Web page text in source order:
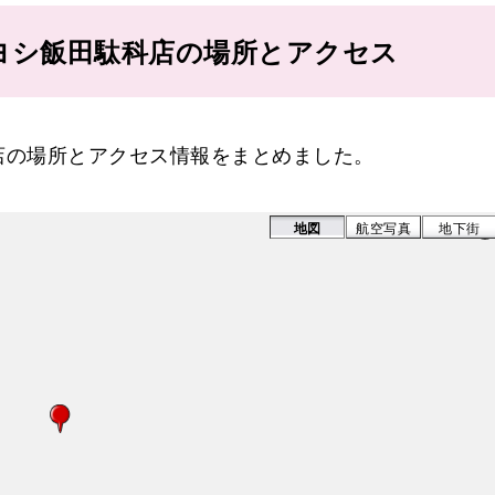
飯田駄科店の場所とアクセス
場所とアクセス情報をまとめました。
地図 航空写真 地下街